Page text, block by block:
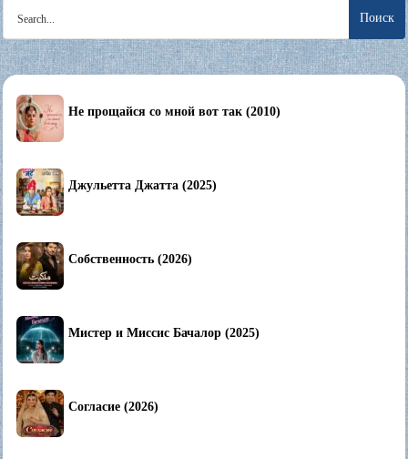
Search
for:
Не прощайся со мной вот так (2010)
Джульетта Джатта (2025)
Собственность (2026)
Мистер и Миссис Бачалор (2025)
Согласие (2026)